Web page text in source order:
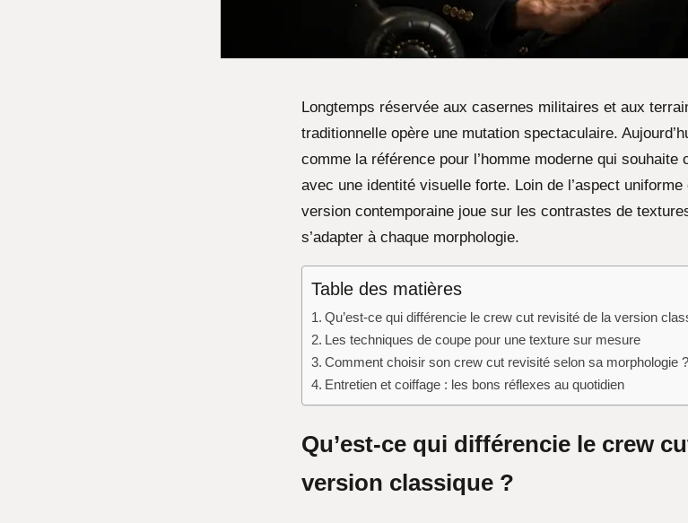
Longtemps réservée aux casernes militaires et aux
traditionnelle opère une mutation spectaculaire.
comme la référence pour l’homme moderne qui
avec une identité visuelle forte. Loin de l’aspect
version contemporaine joue sur les contrastes de
s’adapter à chaque morphologie.
Table des matières
Qu’est-ce qui différencie le crew cut revisité de la version
Les techniques de coupe pour une texture sur mesure
Comment choisir son crew cut revisité selon sa morphologie ?
Entretien et coiffage : les bons réflexes au quotidien
Qu’est-ce qui différencie le crew
version classique ?